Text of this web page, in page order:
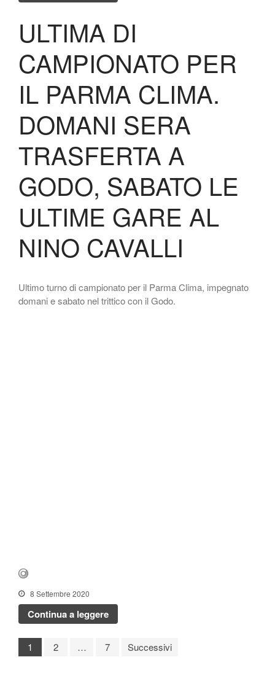
ULTIMA DI
CAMPIONATO PER
IL PARMA CLIMA.
DOMANI SERA
TRASFERTA A
GODO, SABATO LE
ULTIME GARE AL
NINO CAVALLI
Ultimo turno di campionato per il Parma Clima, impegnato
domani e sabato nel trittico con il Godo.
8 Settembre 2020
Continua a leggere
1 2 … 7 Successivi